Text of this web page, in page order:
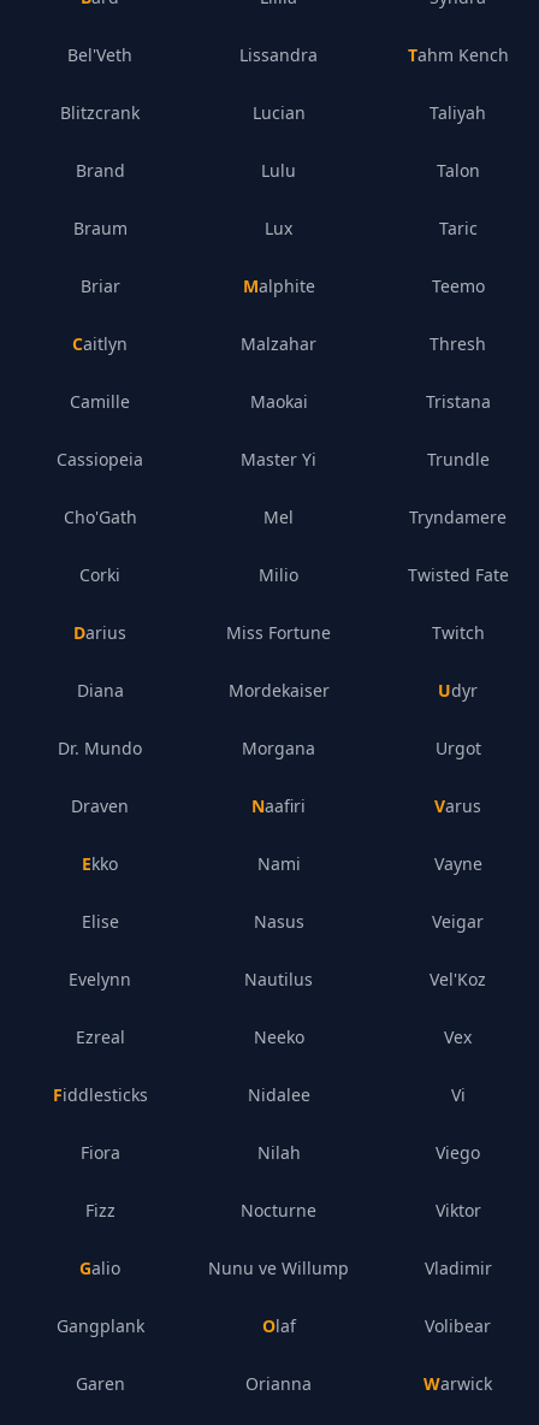
Bel'Veth
Blitzcrank
Brand
Braum
Briar
Caitlyn
Camille
Cassiopeia
Cho'Gath
Corki
Darius
Diana
Dr. Mundo
Draven
Ekko
Elise
Evelynn
Ezreal
Fiddlesticks
Fiora
Fizz
Galio
Gangplank
Garen
Lissandra
Lucian
Lulu
Lux
Malphite
Malzahar
Maokai
Master Yi
Mel
Milio
Miss Fortune
Mordekaiser
Morgana
Naafiri
Nami
Nasus
Nautilus
Neeko
Nidalee
Nilah
Nocturne
Nunu ve Willump
Olaf
Orianna
Tahm Kench
Taliyah
Talon
Taric
Teemo
Thresh
Tristana
Trundle
Tryndamere
Twisted Fate
Twitch
Udyr
Urgot
Varus
Vayne
Veigar
Vel'Koz
Vex
Vi
Viego
Viktor
Vladimir
Volibear
Warwick